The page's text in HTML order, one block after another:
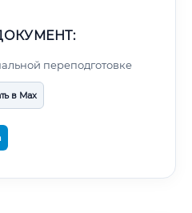
переподготовке
в Max